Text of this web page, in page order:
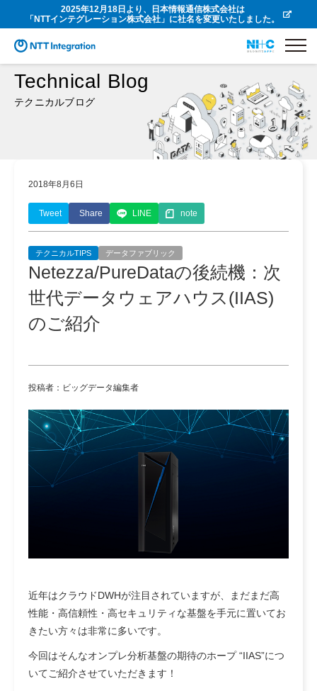
2025年12月18日より、日本情報通信株式会社は
「NTTインテグレーション株式会社」に社名を変更いたしました。
Technical Blog
テクニカルブログ
2018年8月6日
Tweet Share LINE note
テクニカルTIPS データファブリック
Netezza/PureDataの後続機：次
世代データウェアハウス(IIAS)
のご紹介
投稿者：ビッグデータ編集者
近年はクラウドDWHが注目されていますが、まだまだ高
性能・高信頼性・高セキュリティな基盤を手元に置いてお
きたい方々は非常に多いです。
今回はそんなオンプレ分析基盤の期待のホープ “IIAS”につ
いてご紹介させていただきます！